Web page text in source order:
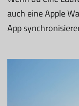
auch eine Apple
App